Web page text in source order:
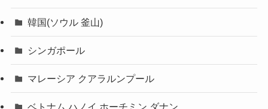
韓国(ソウル 釜山)
シンガポール
マレーシア クアラルンプール
ベトナム ハノイ ホーチミン ダナン